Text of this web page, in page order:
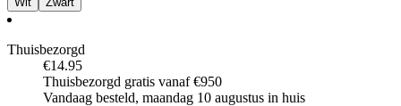
Thuisbezorgd
€14.95
Thuisbezorgd gratis vanaf €950
Vandaag besteld, maandag 10 augustus in huis